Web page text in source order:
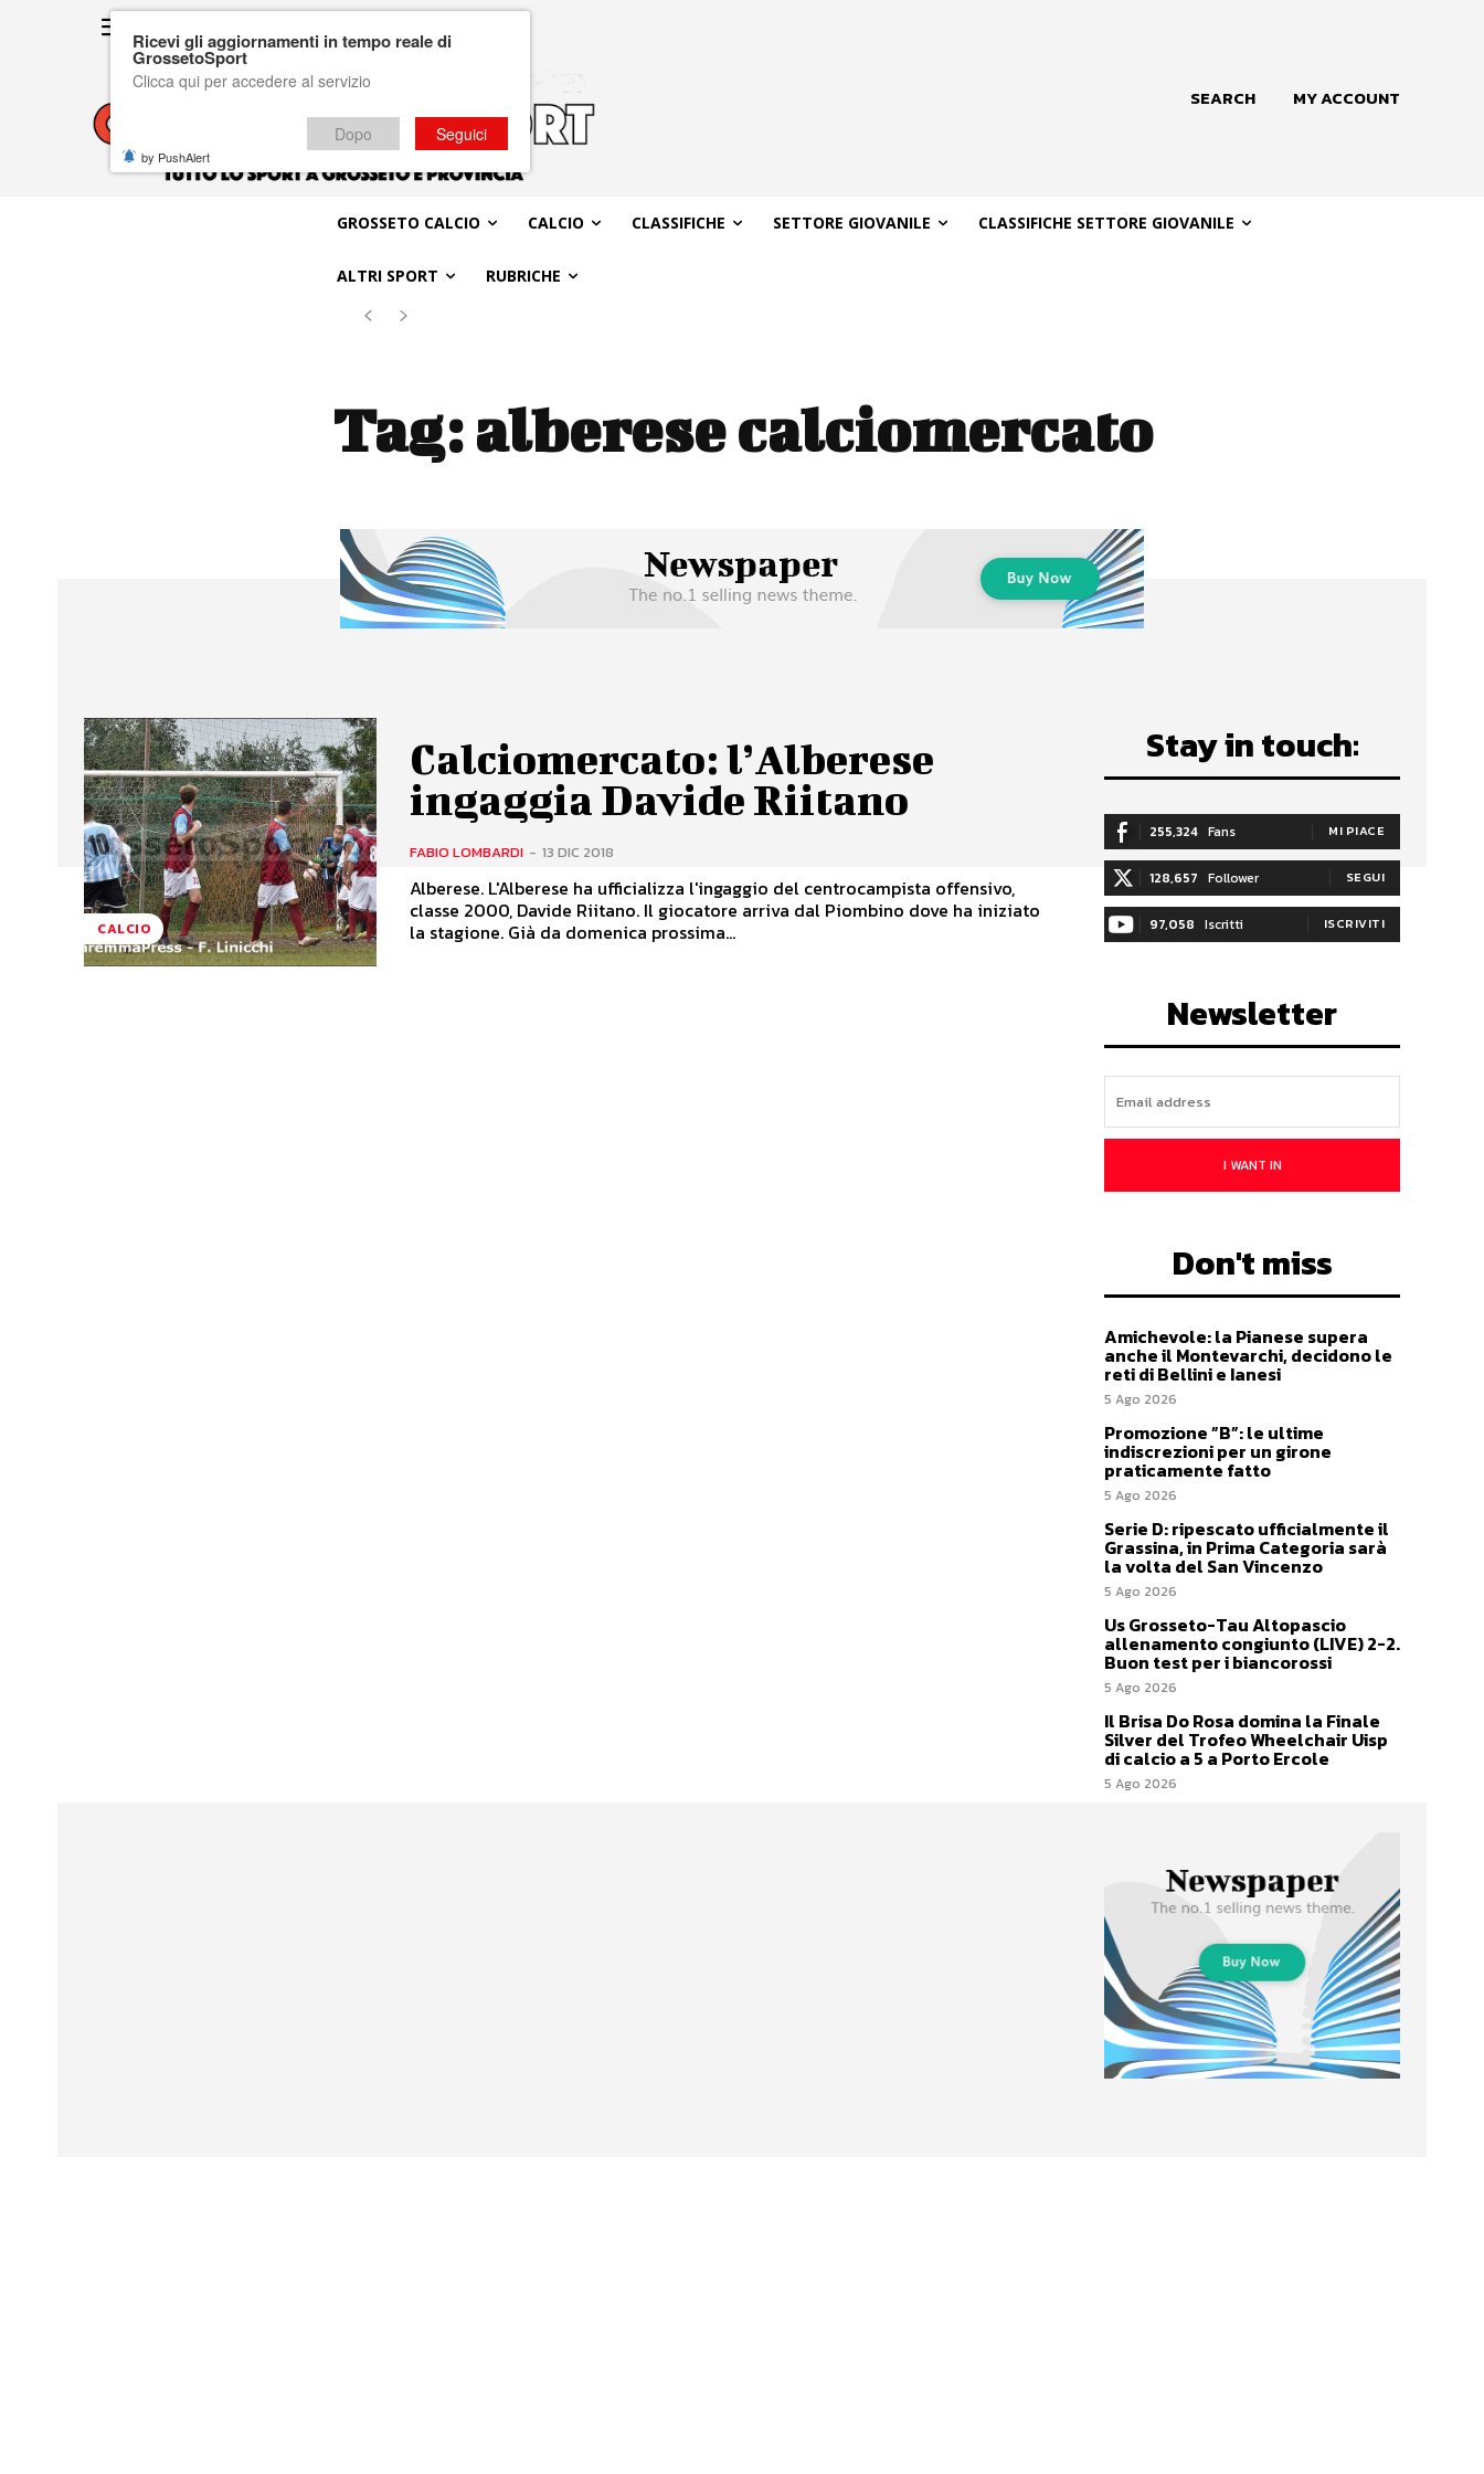
SEARCH MY ACCOUNT
GROSSETO CALCIO CALCIO CLASSIFICHE SETTORE GIOVANILE CLASSIFICHE SETTORE GIOVANILE
ALTRI SPORT RUBRICHE
Tag:alberese calciomercato
CALCIO
Calciomercato: l’Alberese
ingaggia Davide Riitano
FABIO LOMBARDI - 13 DIC 2018
Alberese. L'Alberese ha ufficializza l'ingaggio del centrocampista offensivo,
classe 2000, Davide Riitano. Il giocatore arriva dal Piombino dove ha iniziato
la stagione. Già da domenica prossima...
Stay in touch:
255,324 Fans MI PIACE
128,657 Follower SEGUI
97,058 Iscritti ISCRIVITI
Newsletter
I WANT IN
Don't miss
Amichevole: la Pianese supera
anche il Montevarchi, decidono le
reti di Bellini e Ianesi
5 Ago 2026
Promozione ”B”: le ultime
indiscrezioni per un girone
praticamente fatto
5 Ago 2026
Serie D: ripescato ufficialmente il
Grassina, in Prima Categoria sarà
la volta del San Vincenzo
5 Ago 2026
Us Grosseto-Tau Altopascio
allenamento congiunto (LIVE) 2-2.
Buon test per i biancorossi
5 Ago 2026
Il Brisa Do Rosa domina la Finale
Silver del Trofeo Wheelchair Uisp
di calcio a 5 a Porto Ercole
5 Ago 2026
Ricevi gli aggiornamenti in tempo reale di
GrossetoSport
Clicca qui per accedere al servizio
Dopo Seguici
by PushAlert